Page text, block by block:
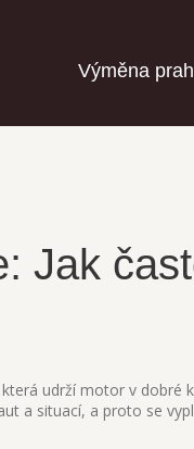
Výměna
Jak
udrží motor v dobré
a situací, a proto se